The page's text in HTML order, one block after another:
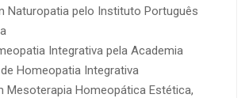
Naturopatia pelo Instituto Português
Integrativa pela Academia
Homeopatia Integrativa
Mesoterapia Homeopática Estética,